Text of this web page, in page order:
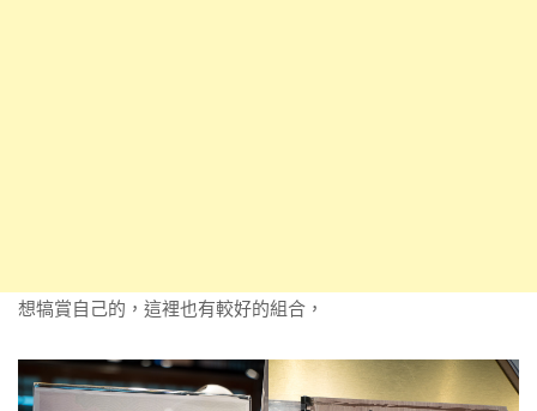
想犒賞自己的，這裡也有較好的組合，